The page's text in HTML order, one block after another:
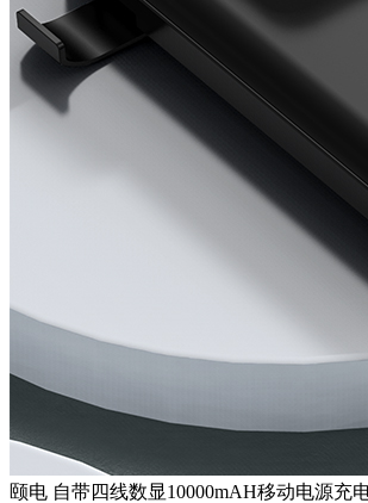
颐电 自带四线数显10000mAH移动电源充